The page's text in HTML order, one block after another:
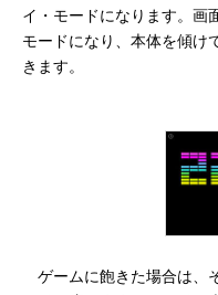
イ・モードになります。画
モードになり、本体を傾け
きます。
ゲームに飽きた場合は、